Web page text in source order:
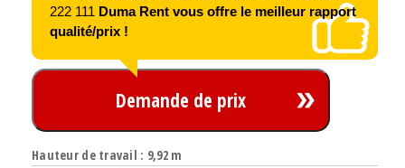
222 111 Duma Rent vous offre le meilleur rapport
qualité/prix !
Demande de prix
Hauteur de travail : 9,92 m